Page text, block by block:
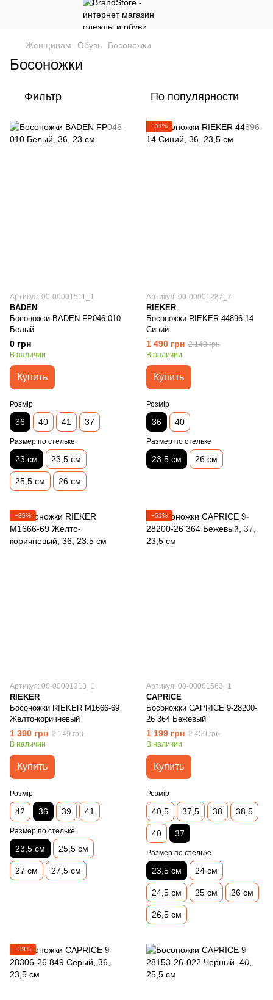
Женщинам Обувь Босоножки
Босоножки
Фильтр По популярности
Артикул: 00-00001511_1
BADEN
Босоножки BADEN FP046-010
Белый
0 грн
В наличии
Купить
Розмір
36 40 41 37
Размер по стельке
23 см 23,5 см
25,5 см 26 см
−31%
Артикул: 00-00001287_7
RIEKER
Босоножки RIEKER 44896-14
Синий
1 490 грн 2 149 грн
В наличии
Купить
Розмір
36 40
Размер по стельке
23,5 см 26 см
−35%
Артикул: 00-00001318_1
RIEKER
Босоножки RIEKER M1666-69
Желто-коричневый
1 390 грн 2 149 грн
В наличии
Купить
Розмір
42 36 39 41
Размер по стельке
23,5 см 25,5 см
27 см 27,5 см
−51%
Артикул: 00-00001563_1
CAPRICE
Босоножки CAPRICE 9-28200-
26 364 Бежевый
1 199 грн 2 450 грн
В наличии
Купить
Розмір
40,5 37,5 38 38,5
40 37
Размер по стельке
23,5 см 24 см
24,5 см 25 см 26 см
26,5 см
−39%